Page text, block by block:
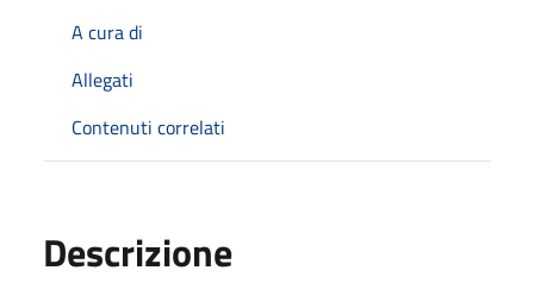
A cura di
Allegati
Contenuti correlati
Descrizione